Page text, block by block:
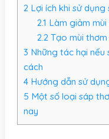
2Lợi ích khi sử dụng
2.1 Làm giảm
2.2Tạo mùi
3 Những tác hại
cách
4Hướng dẫn sử
5 Một số loại sáp
nay